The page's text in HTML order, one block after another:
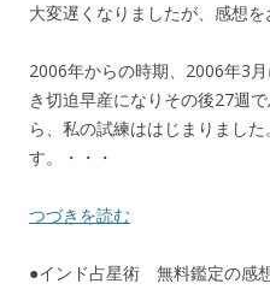
大変遅くなりましたが、感想を
2006年からの時期、2006年3
き切迫早産になりその後27週
ら、私の試練ははじまりまし
す。・・・
つづきを読む
●インド占星術 無料鑑定の